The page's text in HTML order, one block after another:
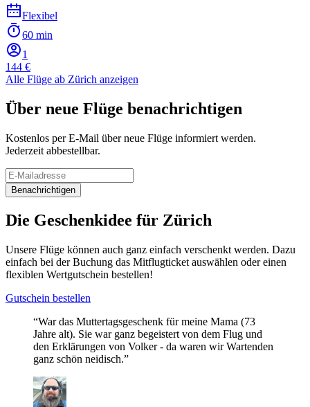
Flexibel
60 min
1
144 €
Alle Flüge ab Zürich anzeigen
Über neue Flüge benachrichtigen
Kostenlos per E-Mail über neue Flüge informiert werden.
Jederzeit abbestellbar.
Benachrichtigen
Die Geschenkidee für Zürich
Unsere Flüge können auch ganz einfach verschenkt werden. Dazu
einfach bei der Buchung das Mitflugticket auswählen oder einen
flexiblen Wertgutschein bestellen!
Gutschein bestellen
“War das Muttertagsgeschenk für meine Mama (73
Jahre alt). Sie war ganz begeistert von dem Flug und
den Erklärungen von Volker - da waren wir Wartenden
ganz schön neidisch.”